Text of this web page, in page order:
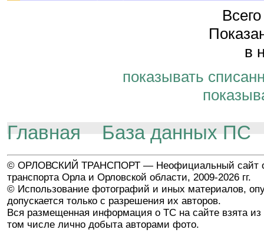
в
показывать
Главная База данных ПС
© ОРЛОВСКИЙ ТРАНСПОРТ — Неофициальный сайт
транспорта Орла и Орловской области, 2009-2026 гг.
© Использование фотографий и иных материалов,
допускается только с разрешения их авторов.
Вся размещенная информация о ТС на сайте взята из
том числе лично добыта авторами фото.